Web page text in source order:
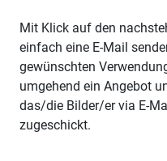
Mit Klick auf den
einfach eine E-Mail
gewünschten
umgehend ein Angebot
das/die Bilder/er via E-
zugeschickt.